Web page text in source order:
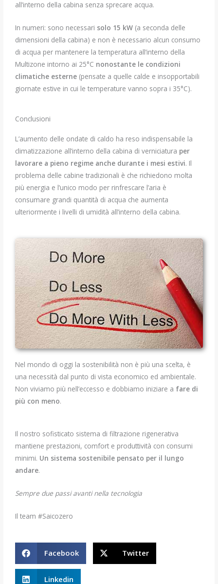
all’interno della cabina senza sprecare acqua.
In numeri: sono necessari solo 15 kW (a seconda delle
dimensioni della cabina) e non è necessario alcun consumo
di acqua per mantenere la temperatura all’interno della
Multizone intorno ai 25°C nonostante le condizioni
climatiche esterne (pensate a quelle calde e insopportabili
giornate estive in cui le temperature vanno sopra i 35°C).
Conclusioni
L’aumento delle ondate di caldo ha reso indispensabile la
climatizzazione all’interno della cabina di verniciatura per
lavorare a pieno regime anche durante i mesi estivi. Il
problema delle cabine tradizionali è che richiedono molta
più energia e l’unico modo per rinfrescare l’aria è
consumare grandi quantità di acqua che aumenta
ulteriormente i livelli di umidità all’interno della cabina.
Nel mondo di oggi la sostenibilità non è più una scelta, è
una necessità dal punto di vista economico ed ambientale.
Non viviamo più nell’eccesso e dobbiamo iniziare a fare di
più con meno.
Il nostro sofisticato sistema di filtrazione rigenerativa
mantiene prestazioni, comfort e produttività con consumi
minimi. Un sistema sostenibile pensato per il lungo
andare.
Sempre due passi avanti nella tecnologia
Il team #Saicozero
Facebook Twitter
Linkedin